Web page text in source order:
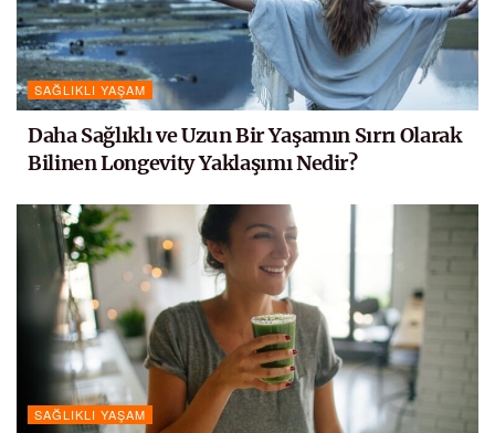
SAĞLIKLI YAŞAM
Daha Sağlıklı ve Uzun Bir Yaşamın Sırrı Olarak
Bilinen Longevity Yaklaşımı Nedir?
SAĞLIKLI YAŞAM